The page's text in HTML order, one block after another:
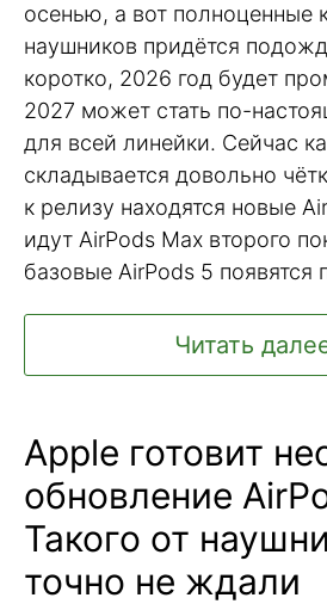
осенью, а вот полноценные
наушников придётся
коротко, 2026 год будет
2027 может стать по-
для всей линейки. Сейчас
складывается довольно
к релизу находятся новые
идут AirPods Max второго
базовые AirPods 5 появятся
Читать
Apple готовит
обновление
Такого от
точно не ждали